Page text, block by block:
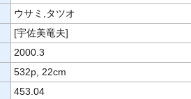
ウサミ,タツオ
[宇佐美竜夫]
2000.3
532p, 22cm
453.04